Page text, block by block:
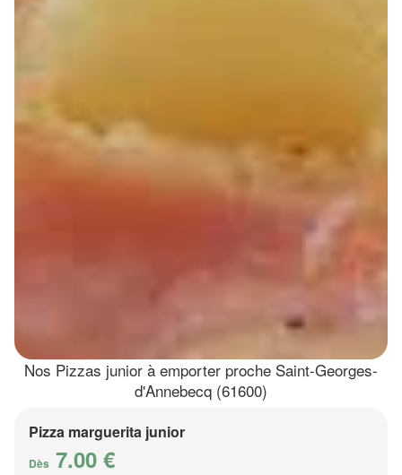
Nos Pizzas junior à emporter proche Saint-Georges-
d'Annebecq (61600)
Pizza marguerita junior
Dès 7.00 €